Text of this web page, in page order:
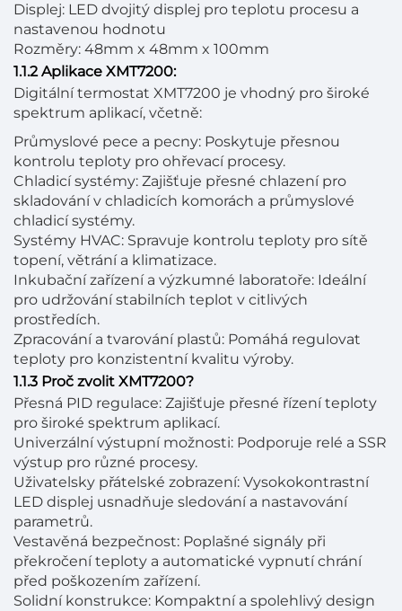
Displej: LED dvojitý displej pro teplotu procesu a
nastavenou hodnotu
Rozměry: 48mm x 48mm x 100mm
1.1.2 Aplikace XMT7200:
Digitální termostat XMT7200 je vhodný pro široké
spektrum aplikací, včetně:
Průmyslové pece a pecny: Poskytuje přesnou
kontrolu teploty pro ohřevací procesy.
Chladicí systémy: Zajišťuje přesné chlazení pro
skladování v chladicích komorách a průmyslové
chladicí systémy.
Systémy HVAC: Spravuje kontrolu teploty pro sítě
topení, větrání a klimatizace.
Inkubační zařízení a výzkumné laboratoře: Ideální
pro udržování stabilních teplot v citlivých
prostředích.
Zpracování a tvarování plastů: Pomáhá regulovat
teploty pro konzistentní kvalitu výroby.
1.1.3 Proč zvolit XMT7200?
Přesná PID regulace: Zajišťuje přesné řízení teploty
pro široké spektrum aplikací.
Univerzální výstupní možnosti: Podporuje relé a SSR
výstup pro různé procesy.
Uživatelsky přátelské zobrazení: Vysokokontrastní
LED displej usnadňuje sledování a nastavování
parametrů.
Vestavěná bezpečnost: Poplašné signály při
překročení teploty a automatické vypnutí chrání
před poškozením zařízení.
Solidní konstrukce: Kompaktní a spolehlivý design